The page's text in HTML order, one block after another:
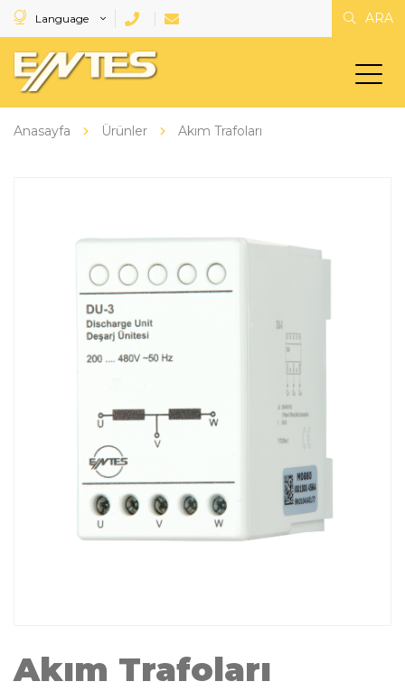
Language ARA
Anasayfa Ürünler Akım Trafoları
Akım Trafoları